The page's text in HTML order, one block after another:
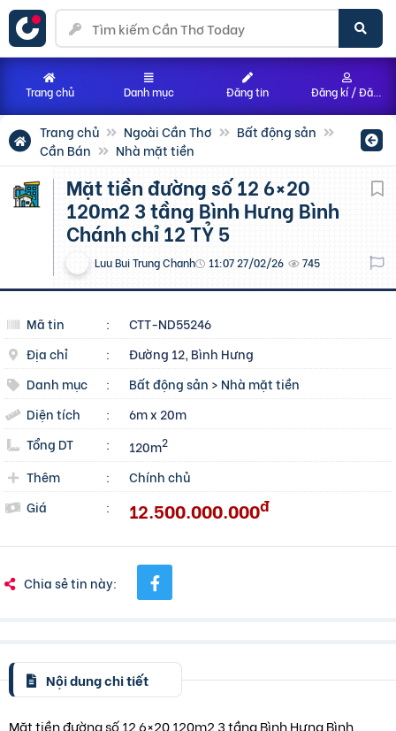
Trang chủ Ngoài Cần Thơ
Bất động sản
Cần Bán
Nhà mặt tiền
Mặt tiền đường số 12 6×20
120m2 3 tầng Bình Hưng Bình
Chánh chỉ 12 TỶ 5
Luu Bui Trung Chanh 11:07 27/02/26 745
Mã tin :
CTT-ND55246
Địa chỉ
:
Đường 12, Bình Hưng
Danh mục
: Bất động sản > Nhà mặt tiền
Diện tích
:
6m x 20m
Tổng DT
: 120m2
Thêm :
Chính chủ
Giá
: 12.500.000.000đ
Chia sẻ tin này:
Nội dung chi tiết
Mặt tiền đường số 12 6×20 120m2 3 tầng Bình Hưng Bình
Trang chủ Danh mục Đăng tin